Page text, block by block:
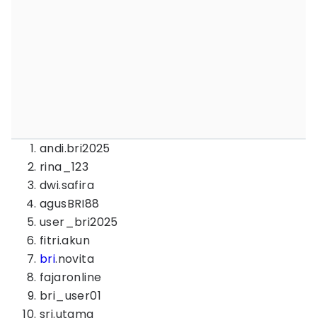
andi.bri2025
rina_123
dwi.safira
agusBRI88
user_bri2025
fitri.akun
bri.novita
fajaronline
bri_user01
sri.utama